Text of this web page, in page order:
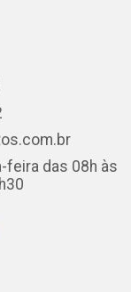
feira das 08h às